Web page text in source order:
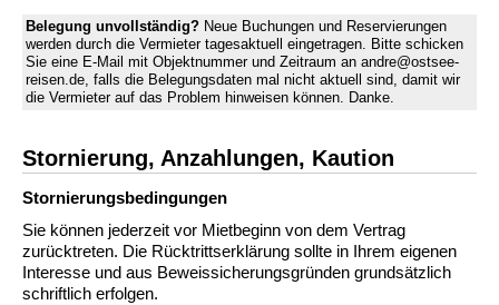
Belegung unvollständig? Neue Buchungen und Reservierungen
werden durch die Vermieter tagesaktuell eingetragen. Bitte schicken
Sie eine E-Mail mit Objektnummer und Zeitraum an andre@ostsee-
reisen.de, falls die Belegungsdaten mal nicht aktuell sind, damit wir
die Vermieter auf das Problem hinweisen können. Danke.
Stornierung, Anzahlungen, Kaution
Stornierungs­bedingungen
Sie können jederzeit vor Mietbeginn von dem Vertrag
zurücktreten. Die Rücktrittserklärung sollte in Ihrem eigenen
Interesse und aus Beweissicherungsgründen grundsätzlich
schriftlich erfolgen.